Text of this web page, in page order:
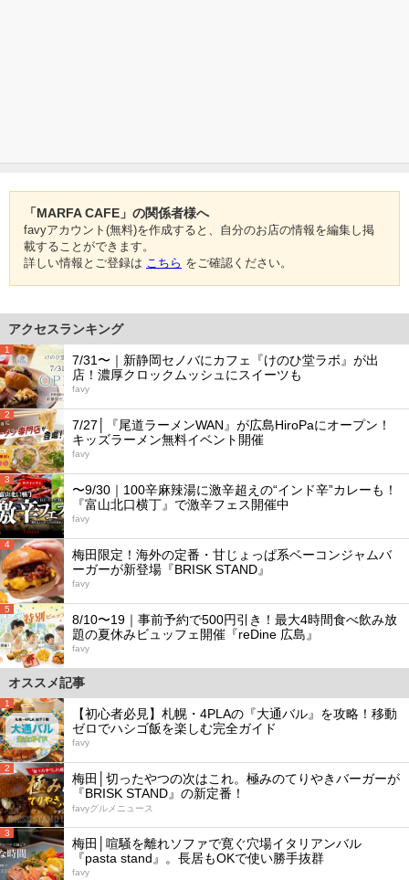
「MARFA CAFE」の関係者様へ
favyアカウント(無料)を作成すると、自分のお店の情報を編集し掲
載することができます。
詳しい情報とご登録は こちら をご確認ください。
アクセスランキング
1
7/31〜｜新静岡セノバにカフェ『けのひ堂ラボ』が出
店！濃厚クロックムッシュにスイーツも
favy
2
7/27│『尾道ラーメンWAN』が広島HiroPaにオープン！
キッズラーメン無料イベント開催
favy
3
〜9/30｜100辛麻辣湯に激辛超えの“インド辛”カレーも！
『富山北口横丁』で激辛フェス開催中
favy
4
梅田限定！海外の定番・甘じょっぱ系ベーコンジャムバ
ーガーが新登場『BRISK STAND』
favy
5
8/10〜19｜事前予約で500円引き！最大4時間食べ飲み放
題の夏休みビュッフェ開催『reDine 広島』
favy
オススメ記事
1
【初心者必見】札幌・4PLAの『大通バル』を攻略！移動
ゼロでハシゴ飯を楽しむ完全ガイド
favy
2
梅田│切ったやつの次はこれ。極みのてりやきバーガーが
『BRISK STAND』の新定番！
favyグルメニュース
3
梅田│喧騒を離れソファで寛ぐ穴場イタリアンバル
『pasta stand』。長居もOKで使い勝手抜群
favy